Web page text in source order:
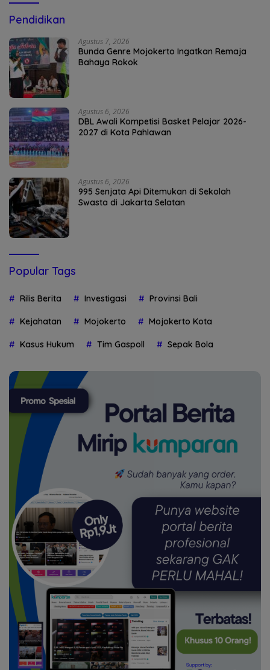
Pendidikan
Agustus 7, 2026
Bunda Genre Mojokerto Ingatkan Remaja
Bahaya Rokok
Agustus 6, 2026
DBL Awali Kompetisi Basket Pelajar 2026-
2027 di Kota Pahlawan
Agustus 6, 2026
995 Senjata Api Ditemukan di Sekolah
Swasta di Jakarta Selatan
Popular Tags
Rilis Berita Investigasi Provinsi Bali
Kejahatan Mojokerto Mojokerto Kota
Kasus Hukum Tim Gaspoll Sepak Bola